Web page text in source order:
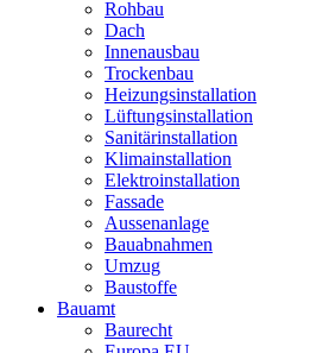
Rohbau
Dach
Innenausbau
Trockenbau
Heizungsinstallation
Lüftungsinstallation
Sanitärinstallation
Klimainstallation
Elektroinstallation
Fassade
Aussenanlage
Bauabnahmen
Umzug
Baustoffe
Bauamt
Baurecht